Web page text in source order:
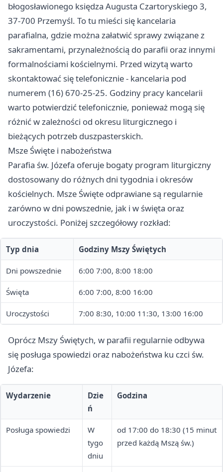
błogosławionego księdza Augusta Czartoryskiego 3,
37-700 Przemyśl. To tu mieści się kancelaria
parafialna, gdzie można załatwić sprawy związane z
sakramentami, przynależnością do parafii oraz innymi
formalnościami kościelnymi. Przed wizytą warto
skontaktować się telefonicznie - kancelaria pod
numerem (16) 670-25-25. Godziny pracy kancelarii
warto potwierdzić telefonicznie, ponieważ mogą się
różnić w zależności od okresu liturgicznego i
bieżących potrzeb duszpasterskich.
Msze Święte i nabożeństwa
Parafia św. Józefa oferuje bogaty program liturgiczny
dostosowany do różnych dni tygodnia i okresów
kościelnych. Msze Święte odprawiane są regularnie
zarówno w dni powszednie, jak i w święta oraz
uroczystości. Poniżej szczegółowy rozkład:
Typ dnia Godziny Mszy Świętych
Dni powszednie 6:00 7:00, 8:00 18:00
Święta 6:00 7:00, 8:00 16:00
Uroczystości 7:00 8:30, 10:00 11:30, 13:00 16:00
Oprócz Mszy Świętych, w parafii regularnie odbywa
się posługa spowiedzi oraz nabożeństwa ku czci św.
Józefa:
Wydarzenie
Dzie
ń
Godzina
Posługa spowiedzi
W
tygo
dniu
od 17:00 do 18:30 (15 minut
przed każdą Mszą św.)